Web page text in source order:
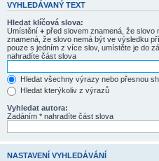
VYHLEDÁVANÝ TEXT
Hledat klíčová slova:
Umístění + před slovem znamená, že
znamená, že slovo nemá být ve výsledku
pouze s jedním z více slov, umístěte je do
nahradíte část slova
Hledat všechny výrazy nebo přesnou
Hledat kterýkoliv z výrazů
Vyhledat autora:
Zadáním * nahradíte část slova
NASTAVENÍ VYHLEDÁVÁNÍ